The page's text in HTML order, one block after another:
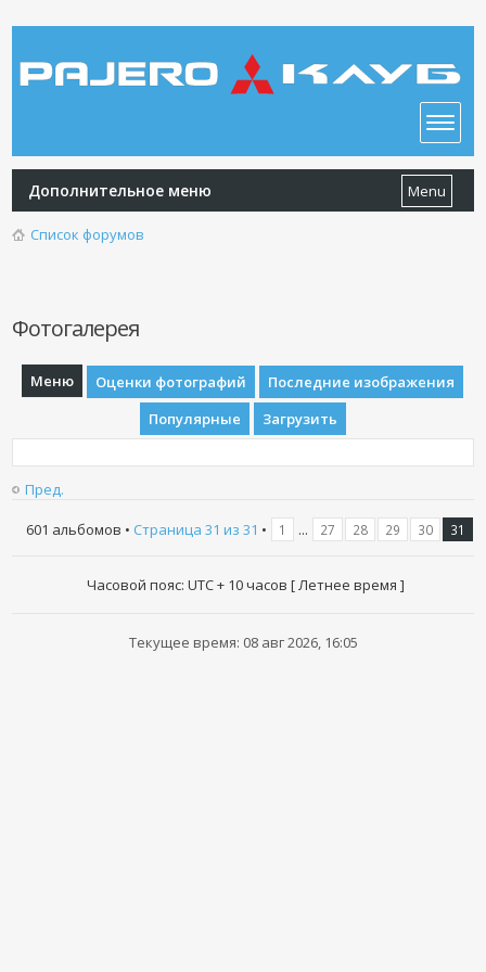
Дополнительное меню Menu
Список форумов
Фотогалерея
Меню Оценки фотографий
Последние изображения
Популярные
Загрузить
Пред.
601 альбомов • Страница 31 из 31 • 1 ... 27 28 29 30 31
Часовой пояс: UTC + 10 часов [ Летнее время ]
Текущее время: 08 авг 2026, 16:05